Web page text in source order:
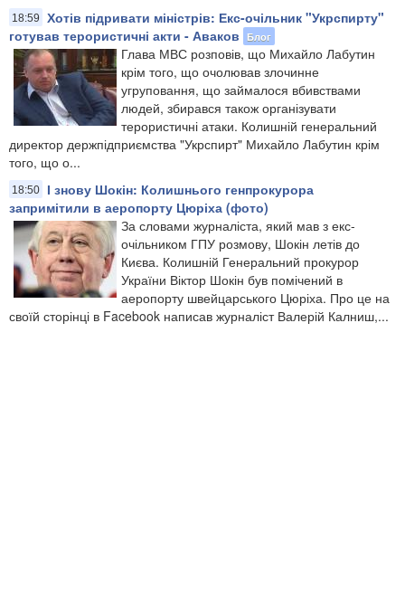
18:59
Хотів підривати міністрів: Екс-очільник "Укрспирту"
готував терористичні акти - Аваков
Блог
Глава МВС розповів, що Михайло Лабутин
крім того, що очолював злочинне
угруповання, що займалося вбивствами
людей, збирався також організувати
терористичні атаки. Колишній генеральний
директор держпідприємства "Укрспирт" Михайло Лабутин крім
того, що о...
18:50
І знову Шокін: Колишнього генпрокурора
запримітили в аеропорту Цюріха (фото)
За словами журналіста, який мав з екс-
очільником ГПУ розмову, Шокін летів до
Києва. Колишній Генеральний прокурор
України Віктор Шокін був помічений в
аеропорту швейцарського Цюріха. Про це на
своїй сторінці в Facebook написав журналіст Валерій Калниш,...